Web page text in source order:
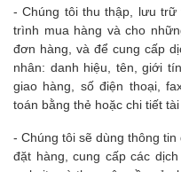
- Chúng tôi thu thập, lưu
trình mua hàng và cho
đơn hàng, và để cung cấp
nhân: danh hiệu, tên, giới
giao hàng, số điện thoại,
toán bằng thẻ hoặc chi tiết
- Chúng tôi sẽ dùng thông
đặt hàng, cung cấp các